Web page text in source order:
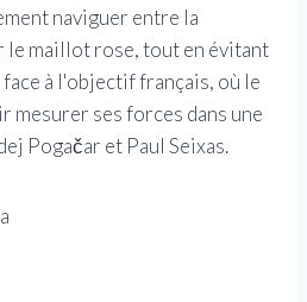
naviguer entre la
le maillot rose, tout en évitant
à l'objectif français, où le
mesurer ses forces dans une
Pogačar et Paul Seixas.